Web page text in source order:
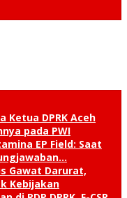
Ketua DPRK Aceh
pada PWI
EP Field: Saat
Gawat Darurat,
Kebijakan